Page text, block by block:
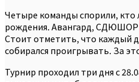
Четыре команды спорили, кто
рождения. Авангард,
Стоит отметить, что каждый
собирался проигрывать. За
Турнир проходил три дня с